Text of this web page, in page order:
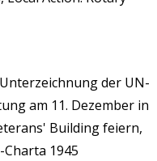
der UN-
am 11. Dezember in
Building feiern,
1945